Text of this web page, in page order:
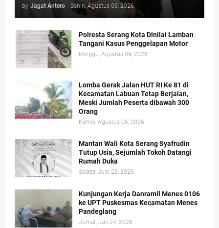
by Jagat Antero - Senin, Agustus 03, 2026
Polresta Serang Kota Dinilai Lamban
Tangani Kasus Penggelapan Motor
Minggu, Agustus 09, 2026
Lomba Gerak Jalan HUT RI Ke 81 di
Kecamatan Labuan Tetap Berjalan,
Meski Jumlah Peserta dibawah 300
Orang
Kamis, Agustus 06, 2026
Mantan Wali Kota Serang Syafrudin
Tutup Usia, Sejumlah Tokoh Datangi
Rumah Duka
Selasa, Juni 23, 2026
Kunjungan Kerja Danramil Menes 0106
ke UPT Puskesmas Kecamatan Menes
Pandeglang
Jumat, Juli 24, 2026